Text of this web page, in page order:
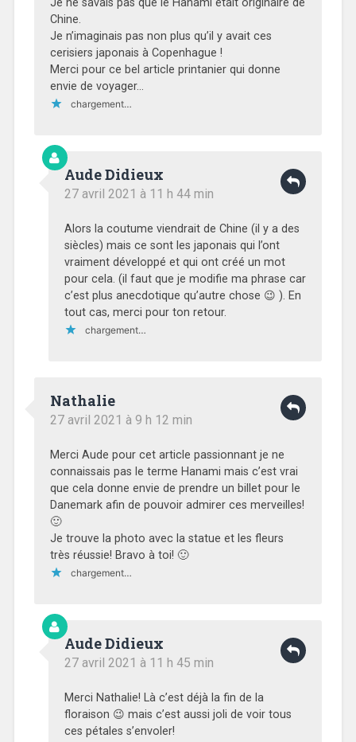
Je ne savais pas que le Hanami était originaire de
Chine.
Je n’imaginais pas non plus qu’il y avait ces
cerisiers japonais à Copenhague !
Merci pour ce bel article printanier qui donne
envie de voyager…
chargement…
Aude Didieux
27 avril 2021 à 11 h 44 min
Alors la coutume viendrait de Chine (il y a des
siècles) mais ce sont les japonais qui l’ont
vraiment développé et qui ont créé un mot
pour cela. (il faut que je modifie ma phrase car
c’est plus anecdotique qu’autre chose 😉 ). En
tout cas, merci pour ton retour.
chargement…
Nathalie
27 avril 2021 à 9 h 12 min
Merci Aude pour cet article passionnant je ne
connaissais pas le terme Hanami mais c’est vrai
que cela donne envie de prendre un billet pour le
Danemark afin de pouvoir admirer ces merveilles!
🙂
Je trouve la photo avec la statue et les fleurs
très réussie! Bravo à toi! 🙂
chargement…
Aude Didieux
27 avril 2021 à 11 h 45 min
Merci Nathalie! Là c’est déjà la fin de la
floraison 😉 mais c’est aussi joli de voir tous
ces pétales s’envoler!